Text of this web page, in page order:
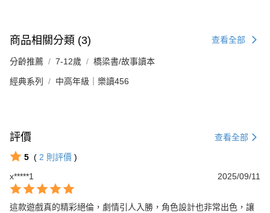
商品相關分類 (3) 查看全部
分齡推薦 7-12歲 橋梁書/故事讀本
經典系列 中高年級｜樂讀456
評價 查看全部
5 ( 2 則評價 )
x*****1
2025/09/11
這款遊戲真的精彩絕倫，劇情引人入勝，角色設計也非常出色，讓